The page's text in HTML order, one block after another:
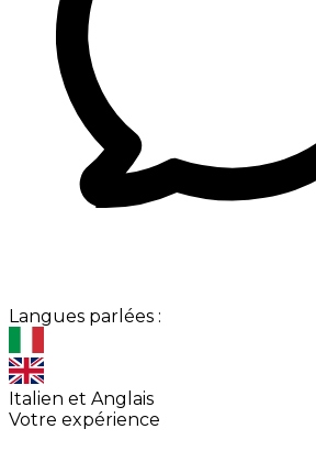
Langues parlées :
Italien et Anglais
Votre expérience